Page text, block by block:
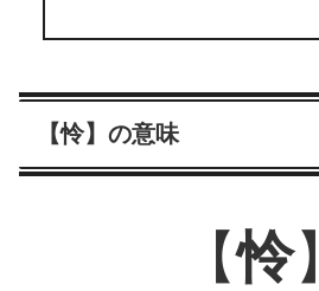
【怜】の意味
【怜】